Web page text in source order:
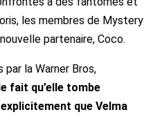
les membres de Mystery
partenaire, Coco.
par la Warner Bros,
le fait qu’elle tombe
que Velma